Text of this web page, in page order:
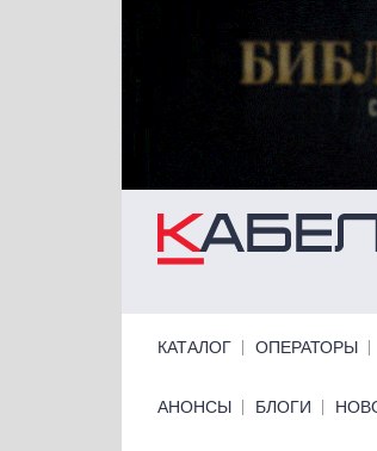
КАТАЛОГ ОПЕРАТОРЫ
Primary links bottom
АНОНСЫ БЛОГИ